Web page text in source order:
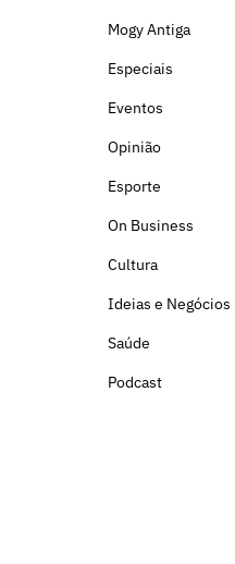
Mogy Antiga
Especiais
Eventos
Opinião
Esporte
On Business
Cultura
Ideias e Negócios
Saúde
Podcast